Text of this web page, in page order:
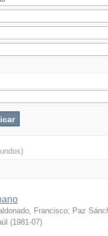
Francisco; Paz
(1981-07)